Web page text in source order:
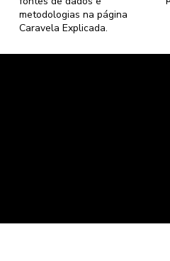
metodologias na página
Caravela Explicada.